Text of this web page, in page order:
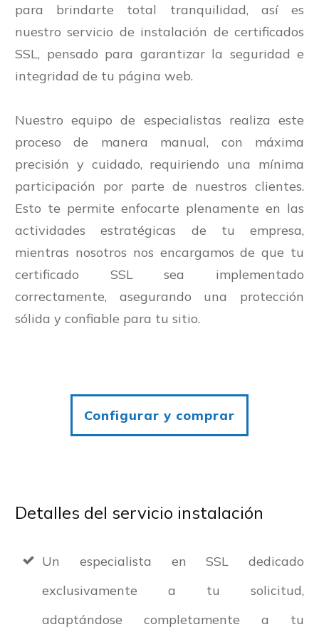
para brindarte total tranquilidad, así es
nuestro servicio de instalación de certificados
SSL, pensado para garantizar la seguridad e
integridad de tu página web.
Nuestro equipo de especialistas realiza este
proceso de manera manual, con máxima
precisión y cuidado, requiriendo una mínima
participación por parte de nuestros clientes.
Esto te permite enfocarte plenamente en las
actividades estratégicas de tu empresa,
mientras nosotros nos encargamos de que tu
certificado SSL sea implementado
correctamente, asegurando una protección
sólida y confiable para tu sitio.
Configurar y comprar
Detalles del servicio instalación
Un especialista en SSL dedicado
exclusivamente a tu solicitud,
adaptándose completamente a tu